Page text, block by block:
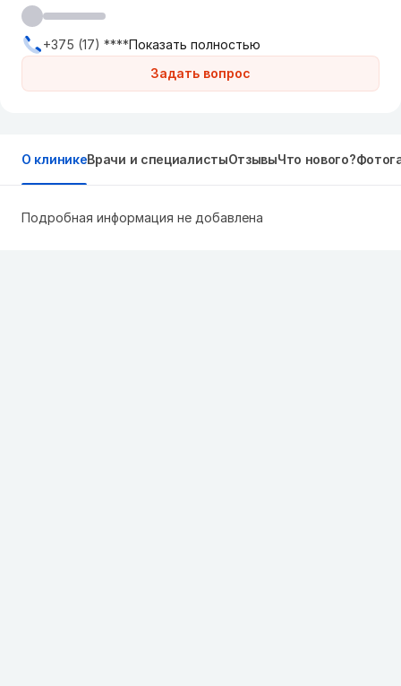
Задать вопрос
+375 (17) ****Показать полностью
О клиникеВрачи и специалистыОтзывыЧто нового?
Подробная информация не добавлена